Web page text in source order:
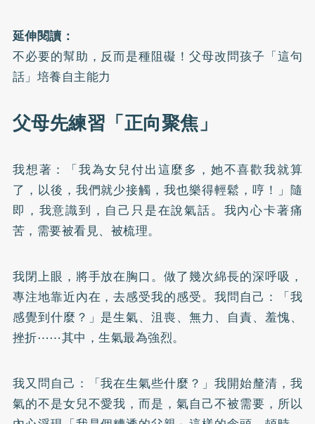
延伸閱讀：
不必要的幫助，反而是種阻礙！父母改問孩子「這句
話」培養自主能力
父母先練習「正向聚焦」
我想著：「我為女兒付出這麼多，她不喜歡我就算
了，以後，我們就少接觸，我也樂得輕鬆，哼！」隨
即，我意識到，自己只是在說氣話。我內心卡著痛
苦，需要被看見、被梳理。
我閉上眼，將手放在胸口。做了幾次綿長的深呼吸，
專注地靠近內在，去感受我的感受。我問自己：「我
感覺到什麼？」是生氣、沮喪、無力、自責、羞愧、
挫折⋯⋯其中，生氣最為強烈。
我又問自己：「我在生氣些什麼？」我開始釐清，我
氣的不是女兒不愛我，而是，氣自己不被需要，所以